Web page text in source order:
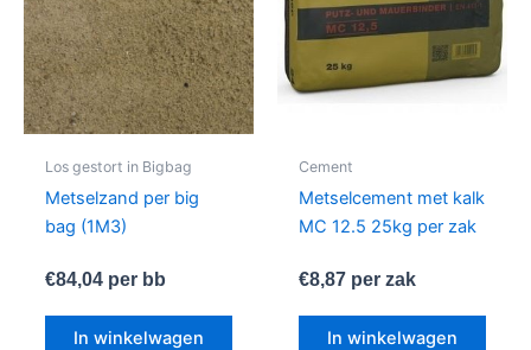
Los gestort in Bigbag
Metselzand per big
bag (1M3)
€84,04per bb
In winkelwagen
Cement
Metselcement met kalk
MC 12.5 25kg per zak
€8,87per zak
In winkelwagen